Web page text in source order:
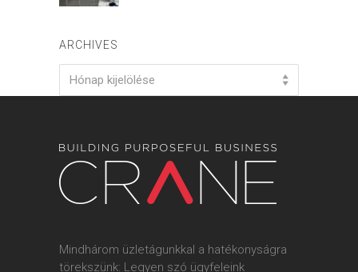
ARCHIVES
Archives
Hónap kijelölése
Mindhárom üzletágunkkal a hatékonyságra
törekszünk: Legyen szó ügyfeleink